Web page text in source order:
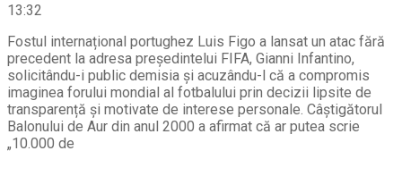
13:32
Fostul internațional portughez Luis Figo a lansat un atac fără
precedent la adresa președintelui FIFA, Gianni Infantino,
solicitându-i public demisia și acuzându-l că a compromis
imaginea forului mondial al fotbalului prin decizii lipsite de
transparență și motivate de interese personale. Câștigătorul
Balonului de Aur din anul 2000 a afirmat că ar putea scrie
„10.000 de